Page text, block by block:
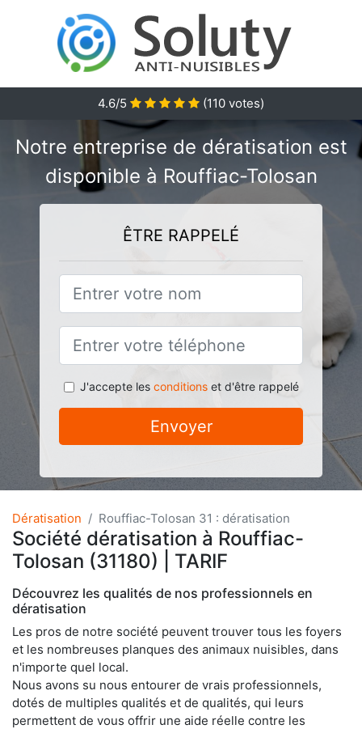
4.6/5 (110 votes)
Notre entreprise de dératisation est
disponible à Rouffiac-Tolosan
ÊTRE RAPPELÉ
J'accepte les conditionset d'être rappelé
Envoyer
Dératisation Rouffiac-Tolosan 31 : dératisation
Société dératisation à Rouffiac-
Tolosan (31180) | TARIF
Découvrez les qualités de nos professionnels en
dératisation
Les pros de notre société peuvent trouver tous les foyers
et les nombreuses planques des animaux nuisibles, dans
n'importe quel local.
Nous avons su nous entourer de vrais professionnels,
dotés de multiples qualités et de qualités, qui leurs
permettent de vous offrir une aide réelle contre les